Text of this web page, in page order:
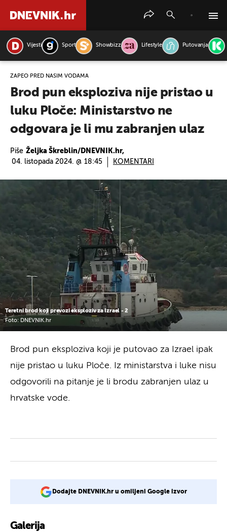
Vijesti Sport Showbizz Lifestyle Putovanja
ZAPEO PRED NAŠIM VODAMA
Brod pun eksploziva nije pristao u
luku Ploče: Ministarstvo ne
odgovara je li mu zabranjen ulaz
Piše Željka Škreblin/DNEVNIK.hr,
04. listopada 2024. @ 18:45
KOMENTARI
Teretni brod koji prevozi eksploziv za Izrael - 2
Foto: DNEVNIK.hr
Brod pun eksploziva koji je putovao za Izrael ipak
nije pristao u luku Ploče. Iz ministarstva i luke nisu
odgovorili na pitanje je li brodu zabranjen ulaz u
hrvatske vode.
Dodajte DNEVNIK.hr u omiljeni Google izvor
Galerija
PRETRAŽITE VIJESTI